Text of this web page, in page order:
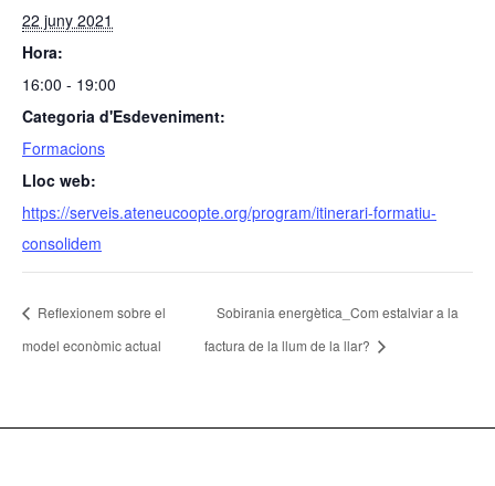
22 juny 2021
Hora:
16:00 - 19:00
Categoria d'Esdeveniment:
Formacions
Lloc web:
https://serveis.ateneucoopte.org/program/itinerari-formatiu-
consolidem
Reflexionem sobre el
model econòmic actual
Sobirania energètica_Com estalviar a la
factura de la llum de la llar?